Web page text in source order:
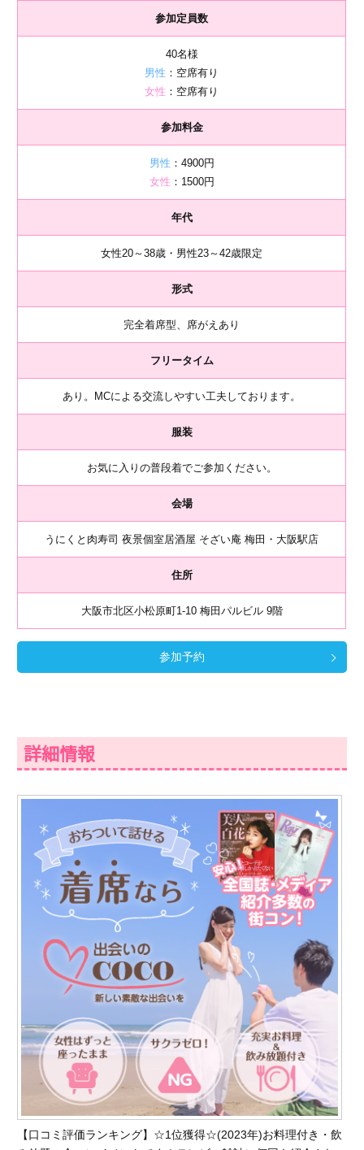
参加定員数
40名様
男性 ：空席有り
女性 ：空席有り
参加料金
男性 ：4900円
女性 ：1500円
年代
女性20～38歳・男性23～42歳限定
形式
完全着席型、席がえあり
フリータイム
あり。MCによる交流しやすい工夫しております。
服装
お気に入りの普段着でご参加ください。
会場
うにくと肉寿司 夜景個室居酒屋 そざい庵 梅田・大阪駅店
住所
大阪市北区小松原町1-10 梅田パルビル 9階
参加予約
詳細情報
【口コミ評価ランキング】☆1位獲得☆(2023年)お料理付き・飲